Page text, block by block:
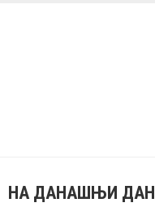
НА ДАНАШЊИ ДАН